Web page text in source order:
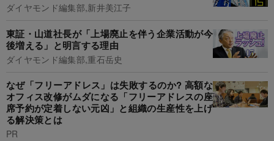
ダイヤモンド編集部,新井美江子
東証・山道社長が「上場廃止を伴う企業活動が今
後増える」と明言する理由
ダイヤモンド編集部,重石岳史
なぜ「フリーアドレス」は失敗するのか? 高額な
オフィス改修がムダになる「フリーアドレスの座
席予約が定着しない元凶」と組織の生産性を上げ
る解決策とは
PR